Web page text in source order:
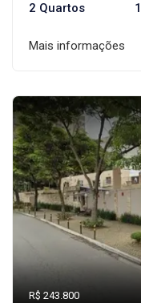
2 Quartos
Mais informações
R$ 243.800